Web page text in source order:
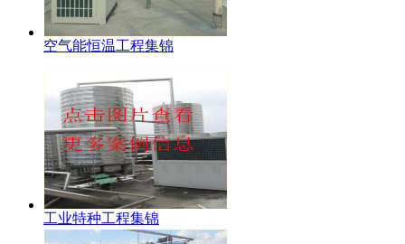
空气能恒温工程集锦
工业特种工程集锦